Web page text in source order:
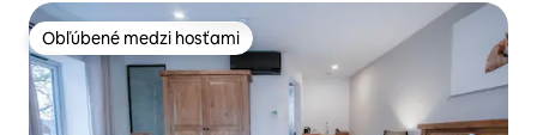
Obľúbené medzi hosťami
Obľúbené medzi hosťami